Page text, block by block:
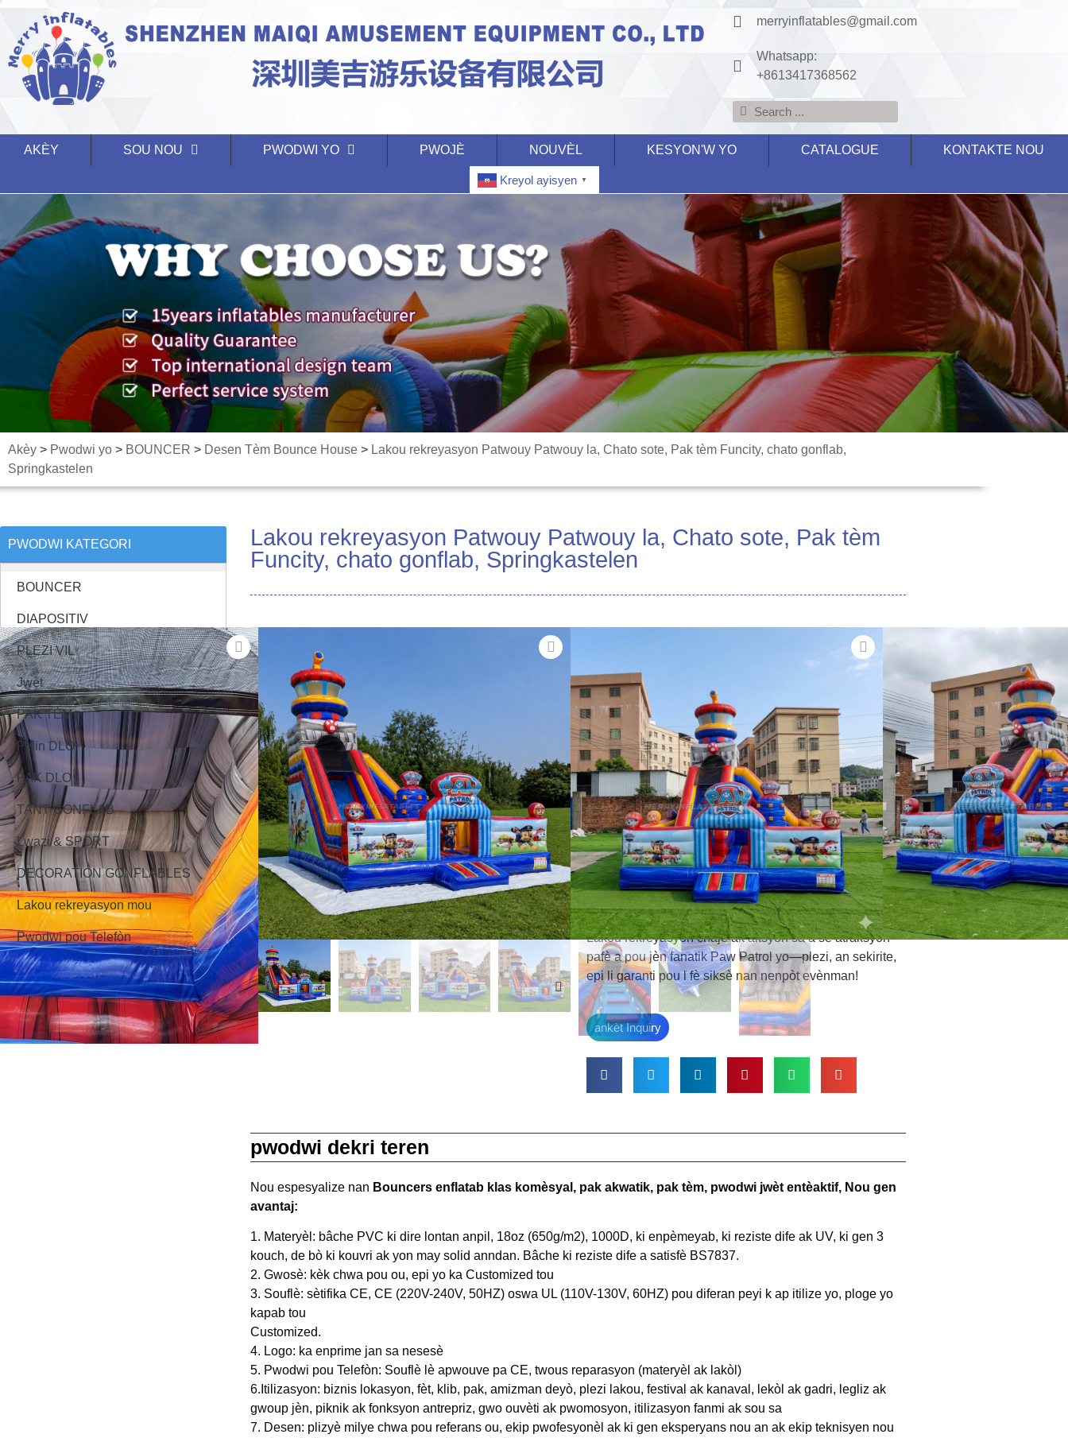
merryinflatables@gmail.com
Whatsapp:
+8613417368562
AKÈY SOU NOU PWODWI YO PWOJÈ NOUVÈL KESYON'W YO CATALOGUE KONTAKTE NOU
Kreyol ayisyen ▼
Akèy > Pwodwi yo > BOUNCER > Desen Tèm Bounce House > Lakou rekreyasyon Patwouy Patwouy la, Chato sote, Pak tèm Funcity, chato gonflab,
Springkastelen
PWODWI KATEGORI
BOUNCER
DIAPOSITIV
PLEZI VIL
Jwèt
PAK TÈM
PIsin DLO
PAK DLO
TANT GONFLAB
Lwazi & SPORT
DECORATION GONFLABLES
Lakou rekreyasyon mou
Pwodwi pou Telefòn
Lakou rekreyasyon Patwouy Patwouy la, Chato sote, Pak tèm
Funcity, chato gonflab, Springkastelen
Bay avanti lavi ak lakou rekreyasyon gonflab sa a ki
gen tèm Patwouy Paw! Ki fèt ak koulè vibran ak
eleman pèsonaj ke tout moun renmen, inite sa a ofri
yon seri konplè aktivite ki pral amize timoun yo pandan
plizyè èdtan.
Li gen yon espas espasyezòn pou rebondi ak sote
pleziobstak, Yonseksyon eskalad , ak yon eksitan
glise
, kreye yon eksperyans jwèt dinamik ak imersif.
Kontra enfòmèl ant lan6 × 6mAnprint lan fè li pafè pou
fèt, evènman, biznis lokasyon, ak lakou rekreyasyon
andedan oswa deyò.
Konstwi soti nanMateryèl PVC Plato kalite siperyè
pou komès, li asire yon rezistans eksepsyonèl,
sekirite, ak pèfòmans alontèm.
Lakou rekreyasyon chaje ak aksyon sa a se atraksyon
pafè a pou jèn fanatik Paw Patrol yo—plezi, an sekirite,
epi li garanti pou l fè siksè nan nenpòt evènman!
ankèt Inquiry
pwodwi dekri teren
Nou espesyalize nan Bouncers enflatab klas komèsyal, pak akwatik, pak tèm, pwodwi jwèt entèaktif, Nou gen
avantaj:
1. Materyèl: bâche PVC ki dire lontan anpil, 18oz (650g/m2), 1000D, ki enpèmeyab, ki reziste dife ak UV, ki gen 3
kouch, de bò ki kouvri ak yon may solid anndan. Bâche ki reziste dife a satisfè BS7837.
2. Gwosè: kèk chwa pou ou, epi yo ka Customized tou
3. Souflè: sètifika CE, CE (220V-240V, 50HZ) oswa UL (110V-130V, 60HZ) pou diferan peyi k ap itilize yo, ploge yo
kapab tou
Customized.
4. Logo: ka enprime jan sa nesesè
5. Pwodwi pou Telefòn: Souflè lè apwouve pa CE, twous reparasyon (materyèl ak lakòl)
6.Itilizasyon: biznis lokasyon, fèt, klib, pak, amizman deyò, plezi lakou, festival ak kanaval, lekòl ak gadri, legliz ak
gwoup jèn, piknik ak fonksyon antrepriz, gwo ouvèti ak pwomosyon, itilizasyon fanmi ak sou sa
7. Desen: plizyè milye chwa pou referans ou, ekip pwofesyonèl ak ki gen eksperyans nou an ak ekip teknisyen nou